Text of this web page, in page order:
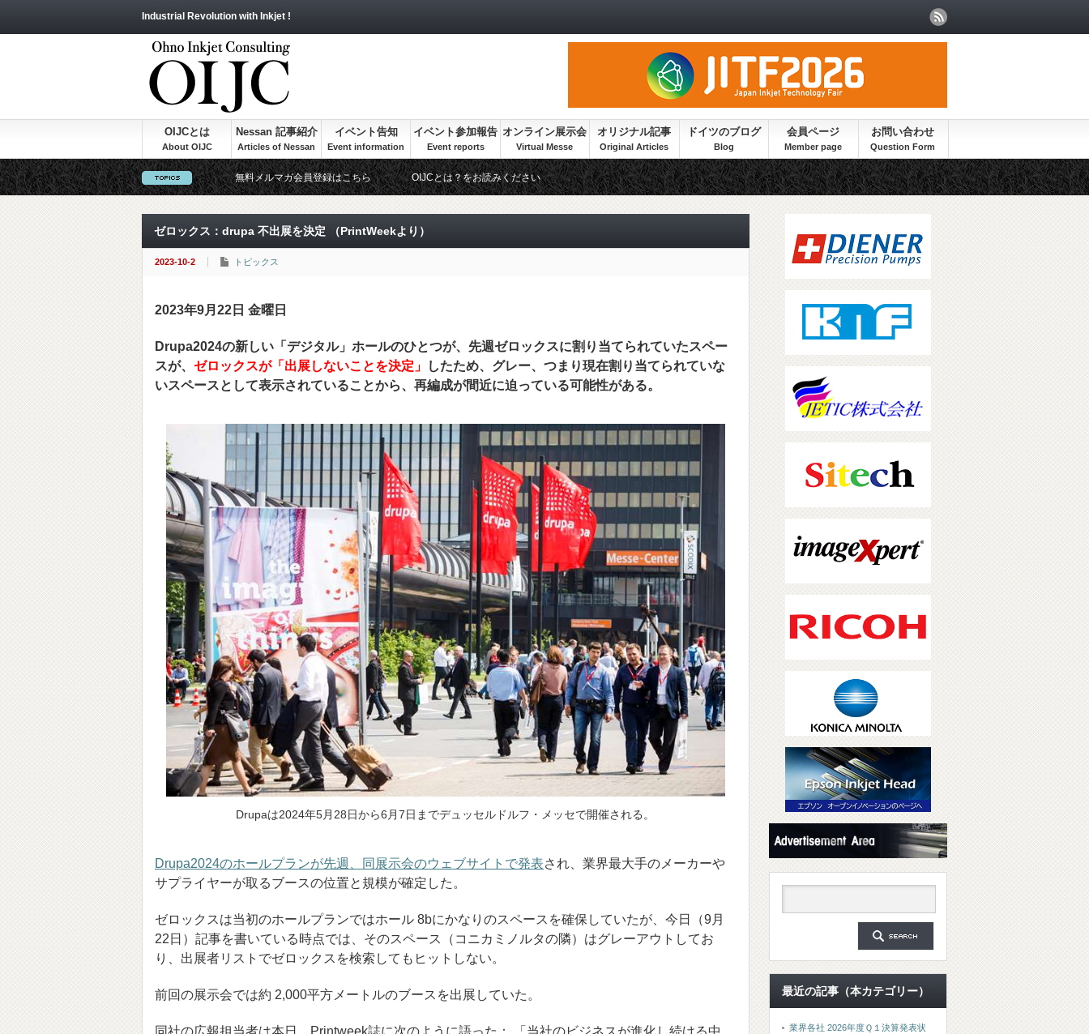
Industrial Revolution with Inkjet !
OIJCとは Nessan 記事紹介 イベント告知 イベント参加報告 オンライン展示会 オリジナル記事 ドイツのブログ 会員ページ お問い合わせ
無料メルマガ会員登録はこちら OIJCとは？をお読みください
ゼロックス：drupa 不出展を決定 （PrintWeekより）
2023-10-2 トピックス
2023年9月22日 金曜日
Drupa2024の新しい「デジタル」ホールのひとつが、先週ゼロックスに割り当てられていたスペー
スが、 ゼロックスが「出展しないことを決定」
したため、グレー、つまり現在割り当てられていな
いスペースとして表示されていることから、再編成が間近に迫っている可能性がある。
Drupaは2024年5月28日から6月7日までデュッセルドルフ・メッセで開催される。
Drupa2024のホールプランが先週、同展示会のウェブサイトで発表され、業界最大手のメーカーや
サプライヤーが取るブースの位置と規模が確定した。
ゼロックスは当初のホールプランではホール 8bにかなりのスペースを確保していたが、今日（9月
22日）記事を書いている時点では、そのスペース（コニカミノルタの隣）はグレーアウトしてお
り、出展者リストでゼロックスを検索してもヒットしない。
前回の展示会では約 2,000平方メートルのブースを出展していた。
同社の広報担当者は本日、Printweek誌に次のように語った： 「当社のビジネスが進化し続ける中、
最近の記事（本カテゴリー）
業界各社 2026年度Ｑ１決算発表状